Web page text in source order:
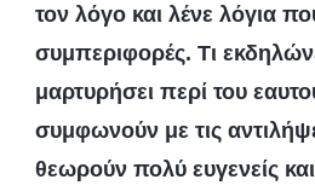
τον λόγο και λένε λόγια
συμπεριφορές. Τι
μαρτυρήσει περί του
συμφωνούν με τις
θεωρούν πολύ ευγενείς